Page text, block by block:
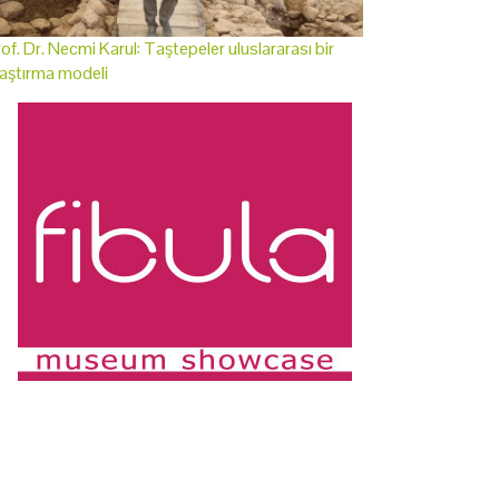
Dr. Necmi Karul: Taştepeler uluslararası bir
modeli